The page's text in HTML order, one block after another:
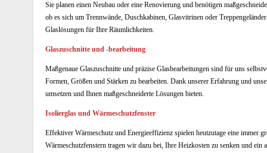
Sie planen einen Neubau oder eine Renovierung und benötigen
ob es sich um Trennwände, Duschkabinen, Glasvitrinen oder
Glaslösungen für Ihre Räumlichkeiten.
Glaszuschnitte und -bearbeitung
Maßgenaue Glaszuschnitte und präzise Glasbearbeitungen sind für uns
Formen, Größen und Stärken zu bearbeiten. Dank unserer Erfahrung und
umsetzen und Ihnen maßgeschneiderte Lösungen bieten.
Isolierglas und Wärmeschutzfenster
Effektiver Wärmeschutz und Energieeffizienz spielen heutzutage eine immer
Wärmeschutzfenstern tragen wir dazu bei, Ihre Heizkosten zu senken und